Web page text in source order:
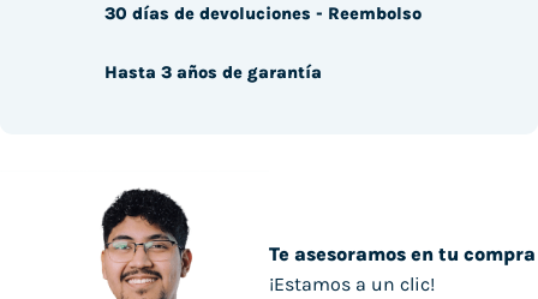
Te asesoramos en tu compra
¡Estamos a un clic!
30 días de devoluciones - Reembolso
Hasta 3 años de garantía